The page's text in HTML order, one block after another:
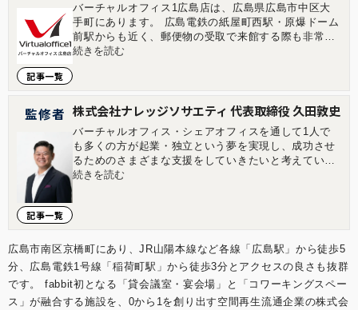
記事一覧
バーチャルオフィス1広島店は、広島県広島市中区大
手町にあります。 広島電鉄の紙屋町西駅・原爆ドーム
前駅からも近く、郵便物の受取で来館する際も非常に
便利な立地となっております。 広島市中区は広島市の
ドルが高くなります。 ■住所 〒730-0051 広島県広島
通アクセス バス停広島電鉄 / 原爆ドーム前駅 徒歩2分
広島電鉄 / 紙屋町西駅 徒歩2分 アストラムライン / 県
庁前駅 徒歩5分 広島バス / 紙屋町バス停 徒歩2分 広
島バス / 広島バスセンター 徒歩5分 ■受付時間 平日
続きを読む
監修者
記事一覧
株式会社ナレッジソサエティ 代表取締役 久田敦史
バーチャルオフィス・シェアオフィスを通して1人で
も多くの方が起業・独立という夢を実現し、成功させ
るためのさまざまな支援をしていきたいと考えていま
す。企業を経営していくことはつらい面もあります
成。社内制度では週休4日制の正社員制度を導入する
などの常識にとらわれない経営を目指しています。
【学歴】 筑波大学中退 ゴールデンゲート大学大学院
卒業(Master of Accountancy) 【メディア掲載・セミ
ナー登壇事例】 起業家にとって必要なリソースを最大
続きを読む
広島市南区京橋町にあり、JR山陽本線など各線「広島駅」から徒歩5
分、広島電鉄1号線「稲荷町駅」から徒歩3分とアクセスの良さも抜群
です。 fabbit初となる「貸会議室・宴会場」と「コワーキングスペー
ス」が融合する施設を、0から1を創り出す空間再生流通企業の株式会